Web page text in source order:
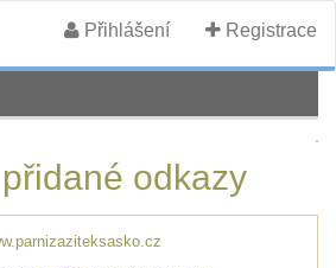
Přihlášení Registrace
odkazy